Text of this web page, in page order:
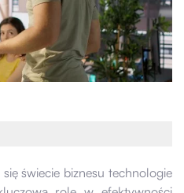
świecie biznesu technologie